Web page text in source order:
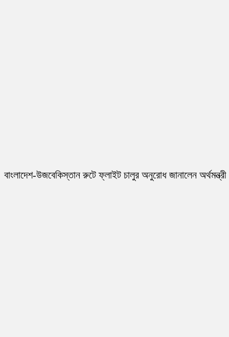
বাংলাদেশ-উজবেকিস্তান রুটে ফ্লাইট চালুর অনুরোধ জানালেন অর্থমন্ত্রী